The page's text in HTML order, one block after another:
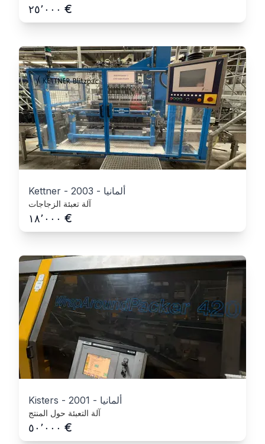
٢٥٬٠٠٠ €
Kettner - 2003 - ألمانيا
آلة تعبئة الزجاجات
١٨٬٠٠٠ €
Kisters - 2001 - ألمانيا
آلة التعبئة حول المنتج
٥٠٬٠٠٠ €